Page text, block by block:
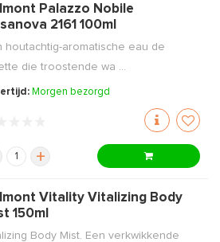
Palazzo Nobile
2161 100ml
houtachtig-aromatische eau de
die troostende wa ...
Morgen bezorgd
+
Vitality Vitalizing Body
150ml
Body Mist. Een verkwikkende